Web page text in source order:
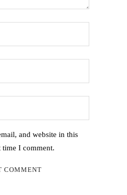
and website in this
time I comment.